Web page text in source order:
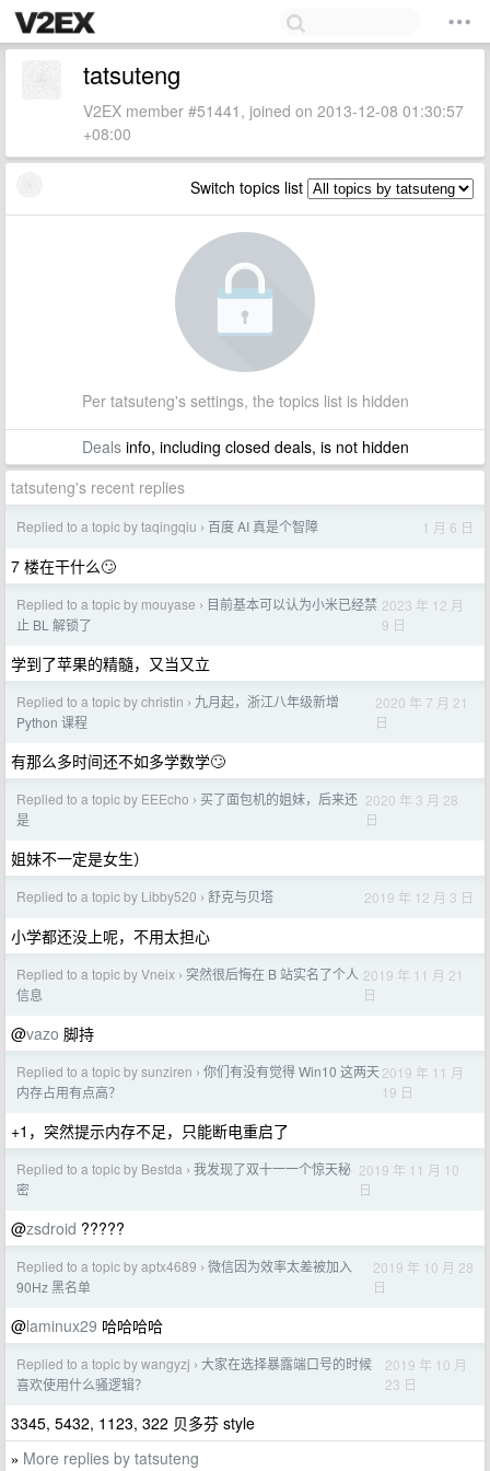
tatsuteng
V2EX member #51441, joined on 2013-12-08 01:30:57
+08:00
Switch topics list
Per tatsuteng's settings, the topics list is hidden
Dealsinfo, including closed deals, is not hidden
tatsuteng's recent replies
Replied to a topic by taqingqiu › 百度 AI 真是个智障 1 月 6 日
7 楼在干什么🙄
Replied to a topic by mouyase › 目前基本可以认为小米已经禁
止 BL 解锁了
2023 年 12 月
9 日
学到了苹果的精髓，又当又立
Replied to a topic by christin › 九月起，浙江八年级新增
Python 课程
2020 年 7 月 21
日
有那么多时间还不如多学数学🙄
Replied to a topic by EEEcho › 买了面包机的姐妹，后来还
是
2020 年 3 月 28
日
姐妹不一定是女生）
Replied to a topic by Libby520 › 舒克与贝塔 2019 年 12 月 3 日
小学都还没上呢，不用太担心
Replied to a topic by Vneix › 突然很后悔在 B 站实名了个人
信息
2019 年 11 月 21
日
@vazo 脚持
Replied to a topic by sunziren › 你们有没有觉得 Win10 这两天
内存占用有点高？
2019 年 11 月
19 日
+1，突然提示内存不足，只能断电重启了
Replied to a topic by Bestda › 我发现了双十一一个惊天秘
密
2019 年 11 月 10
日
@zsdroid ?????
Replied to a topic by aptx4689 › 微信因为效率太差被加入
90Hz 黑名单
2019 年 10 月 28
日
@laminux29 哈哈哈哈
Replied to a topic by wangyzj › 大家在选择暴露端口号的时候
喜欢使用什么骚逻辑？
2019 年 10 月
23 日
3345, 5432, 1123, 322 贝多芬 style
» More replies by tatsuteng